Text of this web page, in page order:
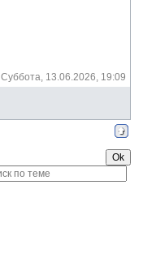
Суббота, 13.06.2026, 19:09